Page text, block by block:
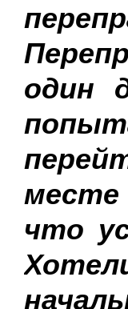
один
месте
что